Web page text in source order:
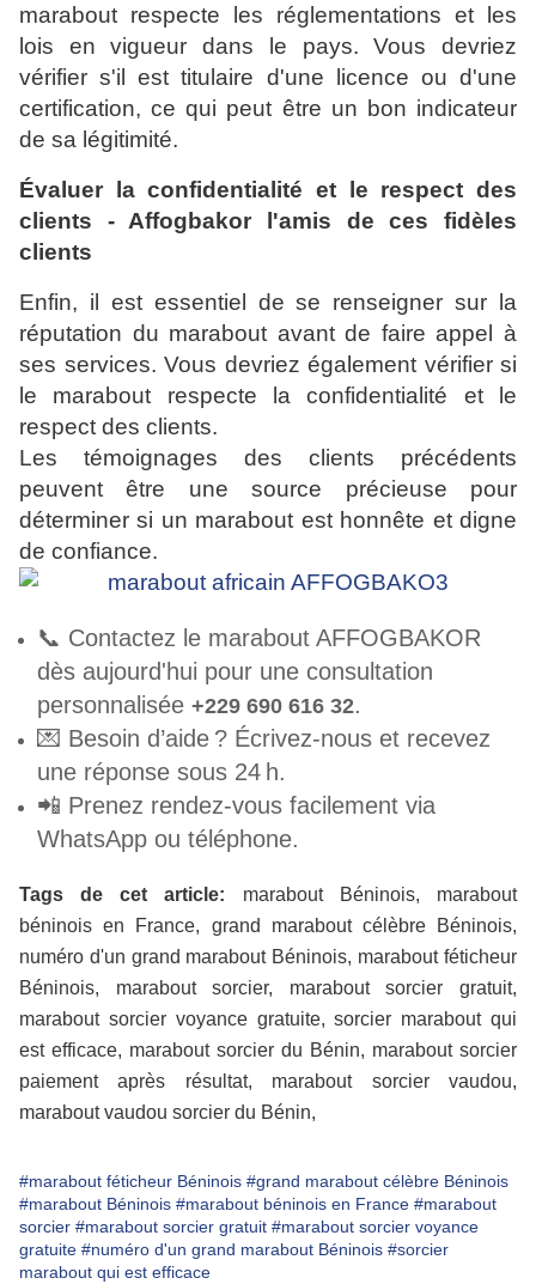
marabout respecte les réglementations et les
lois en vigueur dans le pays. Vous devriez
vérifier s'il est titulaire d'une licence ou d'une
certification, ce qui peut être un bon indicateur
de sa légitimité.
Évaluer la confidentialité et le respect des
clients - Affogbakor l'amis de ces fidèles
clients
Enfin, il est essentiel de se renseigner sur la
réputation du marabout avant de faire appel à
ses services. Vous devriez également vérifier si
le marabout respecte la confidentialité et le
respect des clients.
Les témoignages des clients précédents
peuvent être une source précieuse pour
déterminer si un marabout est honnête et digne
de confiance.
📞 Contactez le marabout AFFOGBAKOR
dès aujourd'hui pour une consultation
personnalisée +229 690 616 32.
💌 Besoin d’aide ? Écrivez-nous et recevez
une réponse sous 24 h.
📲 Prenez rendez-vous facilement via
WhatsApp ou téléphone.
Tags de cet article:
marabout Béninois, marabout
béninois en France, grand marabout célèbre Béninois,
numéro d'un grand marabout Béninois, marabout féticheur
Béninois, marabout sorcier, marabout sorcier gratuit,
marabout sorcier voyance gratuite, sorcier marabout qui
est efficace, marabout sorcier du Bénin, marabout sorcier
paiement après résultat, marabout sorcier vaudou,
marabout vaudou sorcier du Bénin,
#marabout féticheur Béninois #grand marabout célèbre Béninois
#marabout Béninois #marabout béninois en France #marabout
sorcier #marabout sorcier gratuit #marabout sorcier voyance
gratuite #numéro d'un grand marabout Béninois #sorcier
marabout qui est efficace